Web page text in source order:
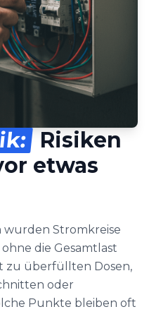
Risiken
etwas
wurden Stromkreise
die Gesamtlast
zu überfüllten Dosen,
oder
Punkte bleiben oft